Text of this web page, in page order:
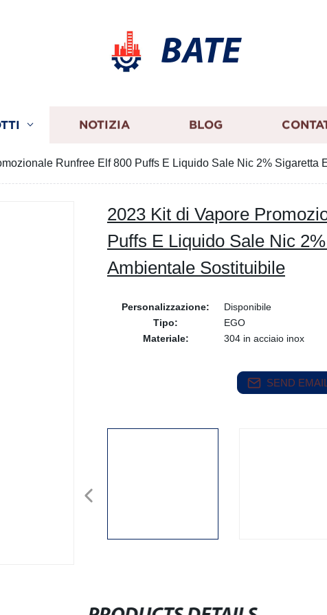
BATE
NOTIZIA BLOG
Runfree Elf 800 Puffs E Liquido Sale Nic 2% Sigaretta
2023 Kit di Vapore
Puffs E Liquido Sale Nic
Ambientale Sostituibile
Personalizzazione:
Disponibile
Tipo:
EGO
Materiale:
304 in acciaio inox
SEND